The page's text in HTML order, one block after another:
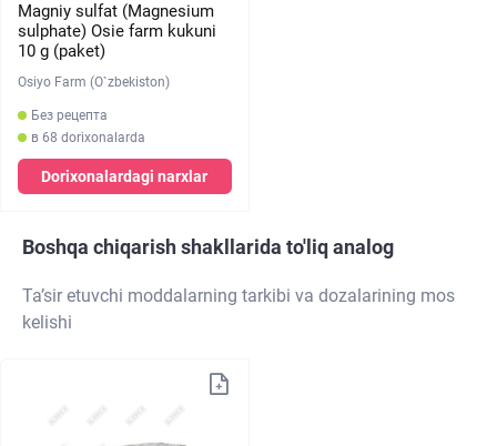
Magniy sulfat (Magnesium
sulphate) Osie farm kukuni
10 g (paket)
Osiyo Farm (O`zbekiston)
Без рецепта
в 68 dorixonalarda
Dorixonalardagi narxlar
Boshqa chiqarish shakllarida to'liq analog
Ta’sir etuvchi moddalarning tarkibi va dozalarining mos
kelishi